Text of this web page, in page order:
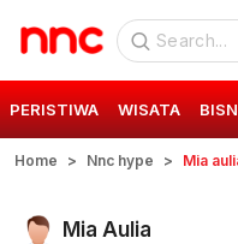
PERISTIWA WISATA
Home Nnc hype Mia
Mia Aulia